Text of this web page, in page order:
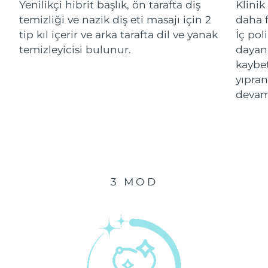
Yenilikçi hibrit başlık, ön tarafta diş
temizliği ve nazik diş eti masajı için 2
tip kıl içerir ve arka tarafta dil ve yanak
temizleyicisi bulunur.
Klinik
daha
İç
3 MOD
Çin Makao ÖİB Tahmini teslim tarihi 8/11/26
Malezya 8/12/26
8/9/26
Tahmini teslim tarihi
Tahmini teslim tarihi